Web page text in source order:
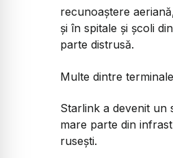
recunoaștere
și în spitale și școli
parte distrusă.
Multe dintre
Starlink a devenit un
mare parte din
rusești.